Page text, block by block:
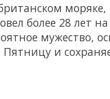
более 28 лет
мужество,
и
is